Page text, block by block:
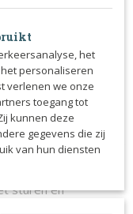
een natuurlijke
dat er niet
wondjes
voor zowel ruiter als
grote D-ringen
Daarnaast
sturen en
paarden
het
personaliseren
verlenen we onze
toegang tot
kunnen deze
gegevens die zij
van hun diensten